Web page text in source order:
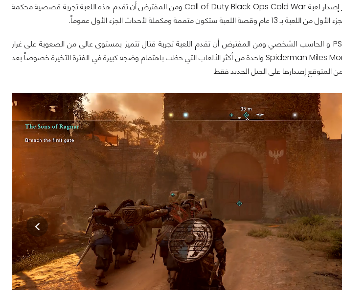
ننتظر إصدار لعبة Call of Duty Black Ops Cold War ومن المفترض أن تقدم هذه اللعبة تجربة قصصية محكمة
متممة ومكملة لأحداث الجزء الأول عموماً.
القادمة على منصة PS5 و الحاسب الشخصي ومن المفترض أن تقدم اللعبة تجربة قتال تتميز بمستوى عالى من الصعوبة على غرار
ألعاب الـ Souls، إلى جانب Godfall لدينا Spiderman Miles Morales واحدة من أكثر الألعاب التي حظت باهتمام وضجة كبيرة في الفترة الآخيرة خصوصاً بعد